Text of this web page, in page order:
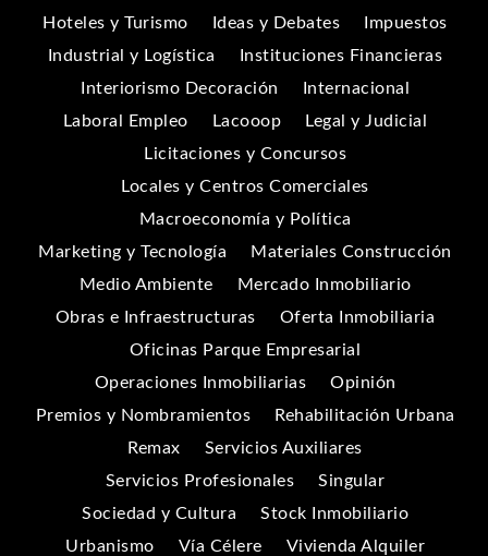
Hoteles y Turismo
Ideas y Debates
Impuestos
Industrial y Logística
Instituciones Financieras
Interiorismo Decoración
Internacional
Laboral Empleo
Lacooop
Legal y Judicial
Licitaciones y Concursos
Locales y Centros Comerciales
Macroeconomía y Política
Marketing y Tecnología
Materiales Construcción
Medio Ambiente
Mercado Inmobiliario
Obras e Infraestructuras
Oferta Inmobiliaria
Oficinas Parque Empresarial
Operaciones Inmobiliarias
Opinión
Premios y Nombramientos
Rehabilitación Urbana
Remax
Servicios Auxiliares
Servicios Profesionales
Singular
Sociedad y Cultura
Stock Inmobiliario
Urbanismo
Vía Célere Vivienda Alquiler